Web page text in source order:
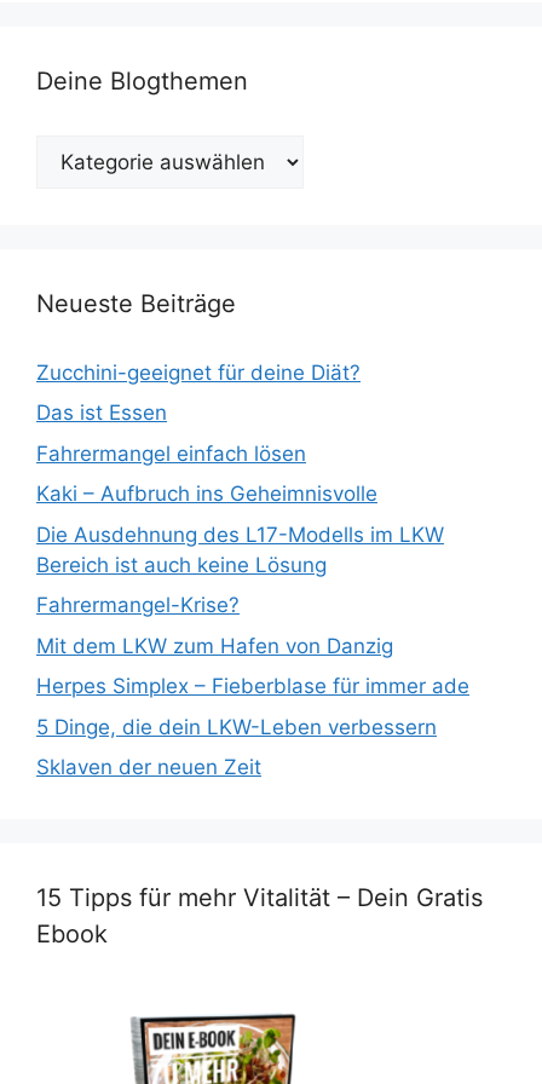
Deine Blogthemen
Deine
Blogthemen
Neueste Beiträge
Zucchini-geeignet für deine Diät?
Das ist Essen
Fahrermangel einfach lösen
Kaki – Aufbruch ins Geheimnisvolle
Die Ausdehnung des L17-Modells im LKW
Bereich ist auch keine Lösung
Fahrermangel-Krise?
Mit dem LKW zum Hafen von Danzig
Herpes Simplex – Fieberblase für immer ade
5 Dinge, die dein LKW-Leben verbessern
Sklaven der neuen Zeit
15 Tipps für mehr Vitalität – Dein Gratis
Ebook